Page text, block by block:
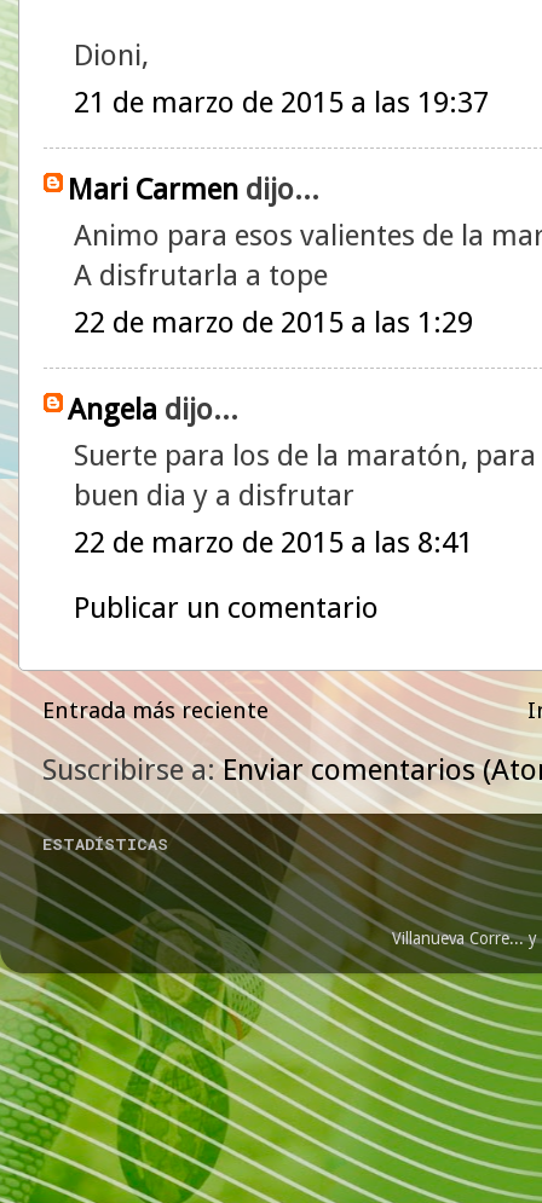
Dioni,
21 de marzo de 2015 a las 19:37
Mari Carmen dijo...
Animo para esos valientes de la
A disfrutarla a tope
22 de marzo de 2015 a las 1:29
Angela dijo...
Suerte para los de la maratón,
buen dia y a disfrutar
22 de marzo de 2015 a las 8:41
Publicar un comentario
Entrada más reciente
Suscribirse a:Enviar comentarios
ESTADÍSTICAS
Villanueva Corre...